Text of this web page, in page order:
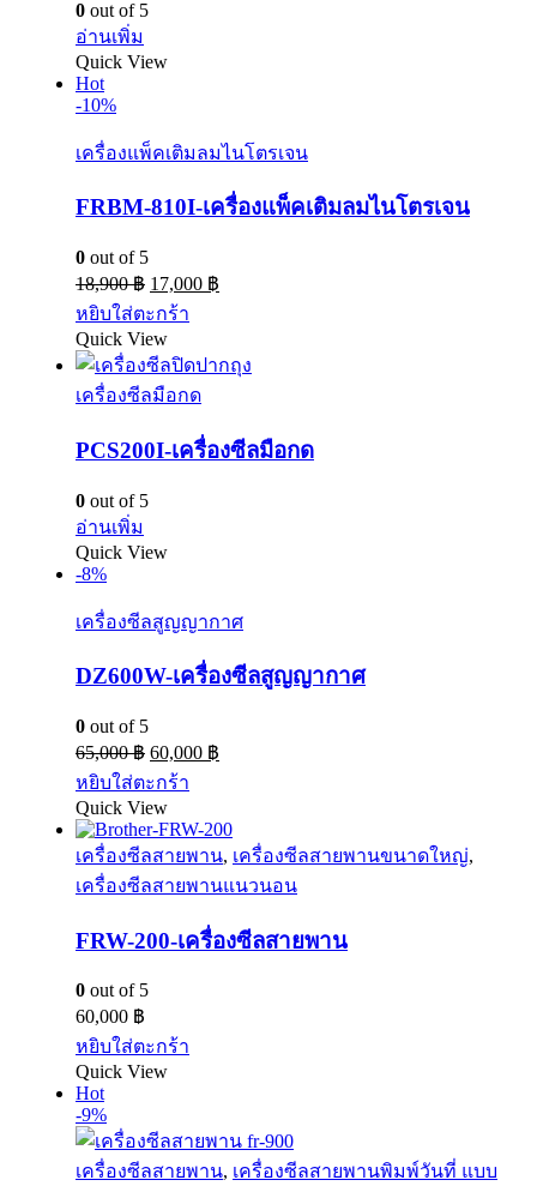
0 out of 5
อ่านเพิ่ม
Quick View
Hot
-10%
เครื่องแพ็คเติมลมไนโตรเจน
FRBM-810I-เครื่องแพ็คเติมลมไนโตรเจน
0 out of 5
18,900฿ 17,000 ฿
หยิบใส่ตะกร้า
Quick View
เครื่องซีลมือกด
PCS200I-เครื่องซีลมือกด
0 out of 5
อ่านเพิ่ม
Quick View
-8%
เครื่องซีลสูญญากาศ
DZ600W-เครื่องซีลสูญญากาศ
0 out of 5
65,000฿ 60,000 ฿
หยิบใส่ตะกร้า
Quick View
เครื่องซีลสายพาน, เครื่องซีลสายพานขนาดใหญ่,
เครื่องซีลสายพานแนวนอน
FRW-200-เครื่องซีลสายพาน
0 out of 5
60,000 ฿
หยิบใส่ตะกร้า
Quick View
Hot
-9%
เครื่องซีลสายพาน, เครื่องซีลสายพานพิมพ์วันที่ แบบ